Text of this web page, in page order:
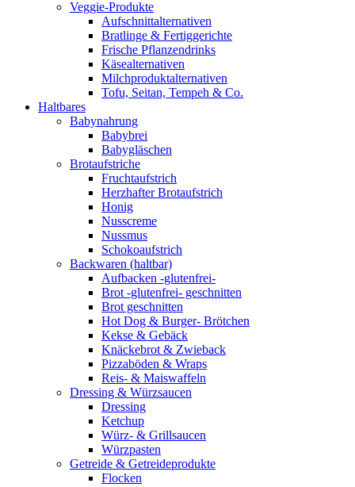
Veggie-Produkte
Aufschnittalternativen
Bratlinge & Fertiggerichte
Frische Pflanzendrinks
Käsealternativen
Milchproduktalternativen
Tofu, Seitan, Tempeh & Co.
Haltbares
Babynahrung
Babybrei
Babygläschen
Brotaufstriche
Fruchtaufstrich
Herzhafter Brotaufstrich
Honig
Nusscreme
Nussmus
Schokoaufstrich
Backwaren (haltbar)
Aufbacken -glutenfrei-
Brot -glutenfrei- geschnitten
Brot geschnitten
Hot Dog & Burger- Brötchen
Kekse & Gebäck
Knäckebrot & Zwieback
Pizzaböden & Wraps
Reis- & Maiswaffeln
Dressing & Würzsaucen
Dressing
Ketchup
Würz- & Grillsaucen
Würzpasten
Getreide & Getreideprodukte
Flocken